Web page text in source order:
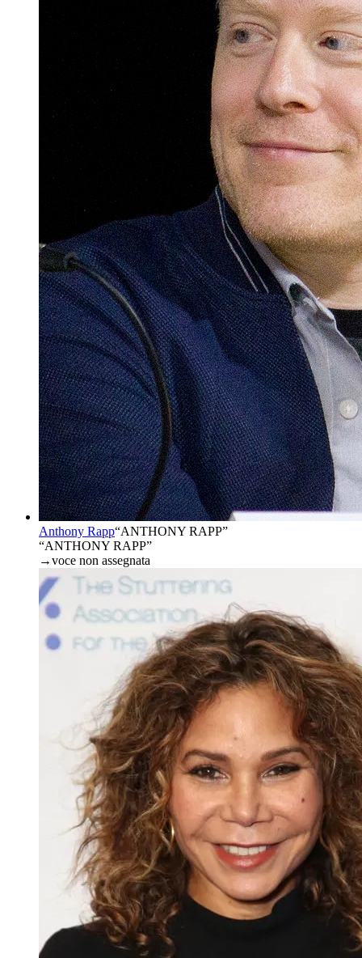
Anthony Rapp“ANTHONY RAPP”
“ANTHONY RAPP”
→voce non assegnata